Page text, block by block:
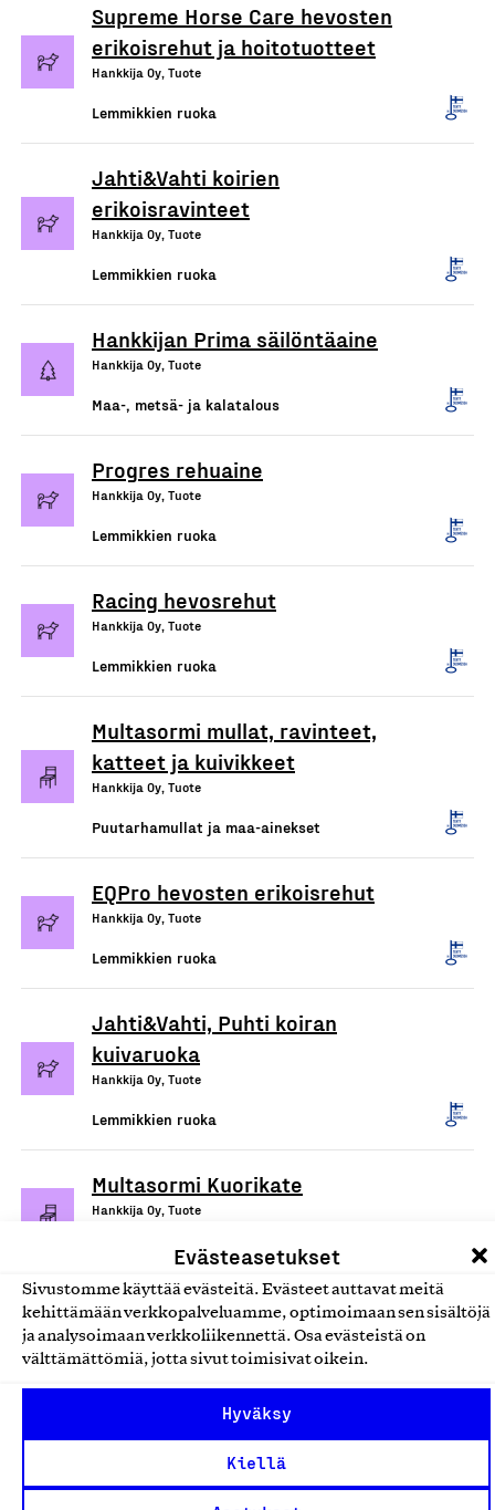
Evästeasetukset
Sivustomme käyttää evästeitä. Evästeet auttavat meitä
kehittämään verkkopalveluamme, optimoimaan sen sisältöjä
ja analysoimaan verkkoliikennettä. Osa evästeistä on
välttämättömiä, jotta sivut toimisivat oikein.
Hyväksy
Kiellä
Supreme Horse Care hevosten
erikoisrehut ja hoitotuotteet
Hankkija Oy, Tuote
Lemmikkien ruoka
Jahti&Vahti koirien
erikoisravinteet
Hankkija Oy, Tuote
Lemmikkien ruoka
Hankkijan Prima säilöntäaine
Hankkija Oy, Tuote
Maa-, metsä- ja kalatalous
Progres rehuaine
Hankkija Oy, Tuote
Lemmikkien ruoka
Racing hevosrehut
Hankkija Oy, Tuote
Lemmikkien ruoka
Multasormi mullat, ravinteet,
katteet ja kuivikkeet
Hankkija Oy, Tuote
Puutarhamullat ja maa-ainekset
EQPro hevosten erikoisrehut
Hankkija Oy, Tuote
Lemmikkien ruoka
Jahti&Vahti, Puhti koiran
kuivaruoka
Hankkija Oy, Tuote
Lemmikkien ruoka
Multasormi Kuorikate
Hankkija Oy, Tuote
Puutarhamullat ja maa-ainekset
Olemme jäsentemme omistama puolueeton,